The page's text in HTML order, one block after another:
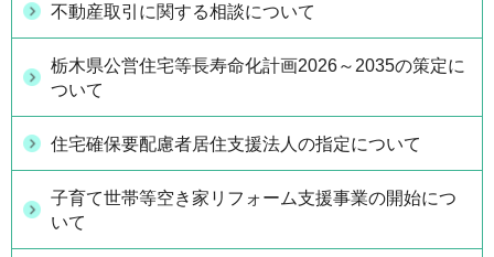
不動産取引に関する相談について
栃木県公営住宅等長寿命化計画2026～2035の策定に
ついて
住宅確保要配慮者居住支援法人の指定について
子育て世帯等空き家リフォーム支援事業の開始につ
いて